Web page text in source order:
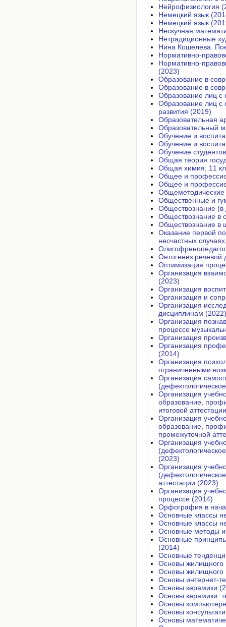
Нейрофизиология
Немецкий язык
Немецкий язык
Нескучная
Нетрадиционные
Нина Кошелева.
Нормативно-
Нормативно-
(2023)
Образование в
Образование в
Образование лиц с
Образование лиц с
развития (2019)
Образовательная
Образовательный
Обучение и
Обучение и
Обучение
Общая теория
Общая химия, 11
Общее и
Общее и
Общеметодические
Общественные и
Обществознание (в
Обществознание в
Обществознание в
Оказание первой
несчастных
Онтогенез речевой
Оптимизация
Организация
(2023)
Организация
Организация и
Организация
дисциплинам (2022)
Организация
процессе
Организация
Организация
(2014)
Организация
ограниченными
Организация
Организация
образование,
итоговой
Организация
образование,
промежуточной
Организация
(2023)
Организация
аттестации (2023)
Организация
процессе (2014)
Орфография в
Основные классы
Основные классы
Основные методы
Основные
(2014)
Основные
Основы жилищного
Основы жилищного
Основы интернет-
Основы керамики
Основы керамики:
Основы
Основы
Основы